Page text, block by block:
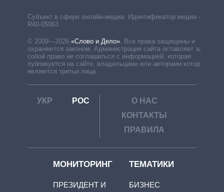
Субъект в сфере онлайн-медиа. Идентификатор медиа –
R40-05063
© 2009—2026 «Слово и Дело» Все права защищены и
охраняются законом. Администрация сайта оставляет за
собой право не соглашаться с информацией, которая
публикуется на сайте, владельцами или авторами которой
являются третьи лица.
УКР РОС
О НАС
КОНТАКТЫ
ПРАВИЛА
МОНИТОРИНГ
ПРЕЗИДЕНТ И
ТЕМАТИКИ
БИЗНЕС